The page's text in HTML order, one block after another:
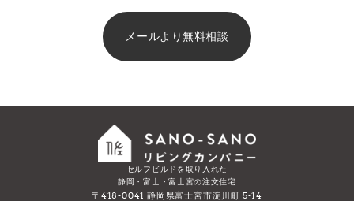
メールより無料相談
セルフビルドを取り入れた
静岡・富士・富士宮の注文住宅
〒418-0041 静岡県富士宮市淀川町 5-14